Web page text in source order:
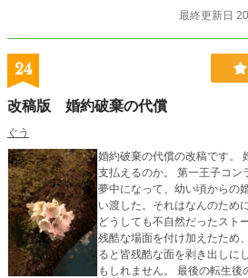
最終更新日
24
改稿版 婚約破棄の代償
ぐう
婚約破棄の代償の改稿です。 婚約破棄の代償をコンラートは
支払えるのか。 第一王子コン
夢中になって、幼い頃からの
い渡した。それはなんのために？ ストーリーは同じで
どうしても不自然だったスト
残酷な場面を付け加えたため
ると皆残酷な面を剥き出しに
もしれません。 最後の転生